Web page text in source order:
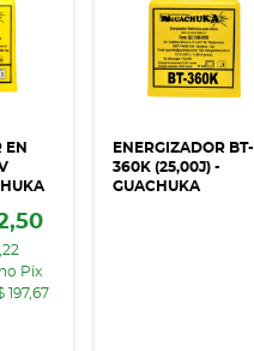
EN
no Pix
197,67
ENERGIZADOR BT-
360K (25,00J) -
GUACHUKA